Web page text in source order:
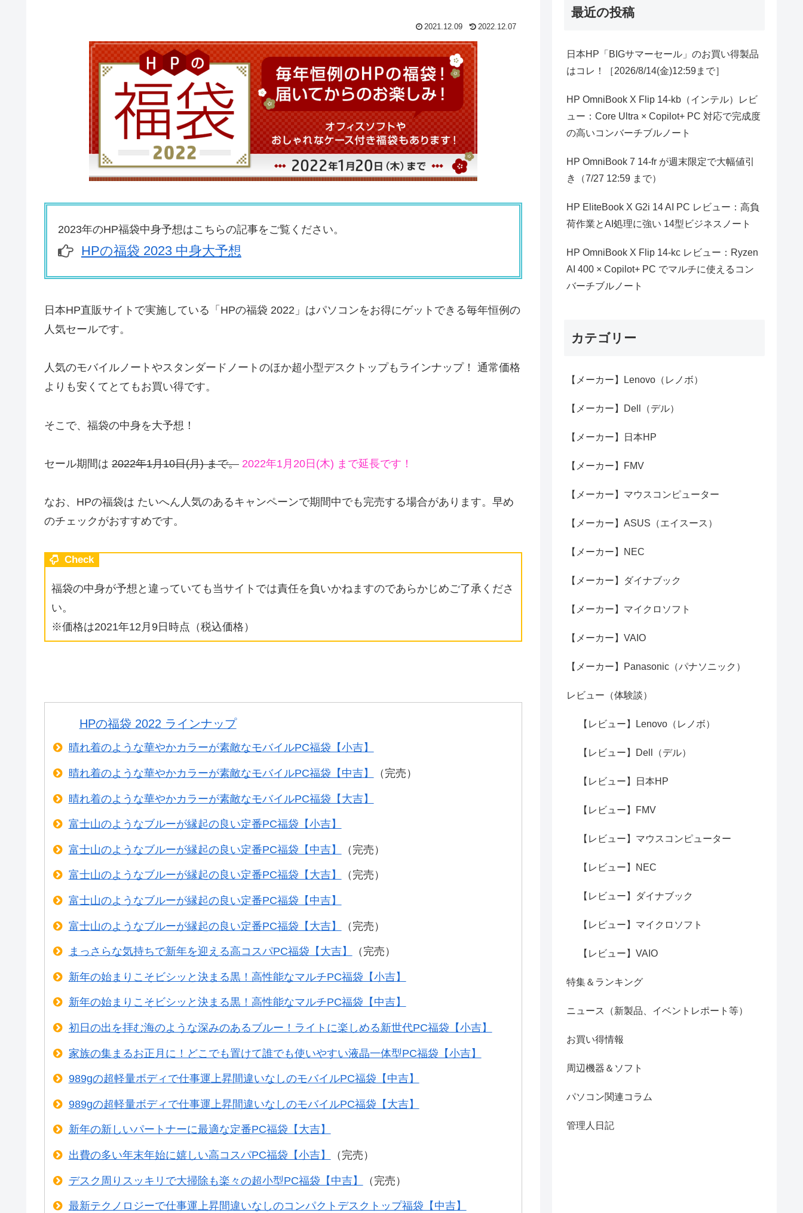
2021.12.09 2022.12.07
2023年のHP福袋中身予想はこちらの記事をご覧ください。
HPの福袋 2023 中身大予想
日本HP直販サイトで実施している「HPの福袋 2022」はパソコンをお得にゲットできる毎年恒例の
人気セールです。
人気のモバイルノートやスタンダードノートのほか超小型デスクトップもラインナップ！ 通常価格
よりも安くてとてもお買い得です。
そこで、福袋の中身を大予想！
セール期間は 2022年1月10日(月) まで。 2022年1月20日(木) まで延長です！
なお、HPの福袋は たいへん人気のあるキャンペーンで期間中でも完売する場合があります。早め
のチェックがおすすめです。
Check
福袋の中身が予想と違っていても当サイトでは責任を負いかねますのであらかじめご了承くださ
い。
※価格は2021年12月9日時点（税込価格）
HPの福袋 2022 ラインナップ
晴れ着のような華やかカラーが素敵なモバイルPC福袋【小吉】
晴れ着のような華やかカラーが素敵なモバイルPC福袋【中吉】 （完売）
晴れ着のような華やかカラーが素敵なモバイルPC福袋【大吉】
富士山のようなブルーが縁起の良い定番PC福袋【小吉】
富士山のようなブルーが縁起の良い定番PC福袋【中吉】 （完売）
富士山のようなブルーが縁起の良い定番PC福袋【大吉】 （完売）
富士山のようなブルーが縁起の良い定番PC福袋【中吉】
富士山のようなブルーが縁起の良い定番PC福袋【大吉】 （完売）
まっさらな気持ちで新年を迎える高コスパPC福袋【大吉】 （完売）
新年の始まりこそビシッと決まる黒！高性能なマルチPC福袋【小吉】
新年の始まりこそビシッと決まる黒！高性能なマルチPC福袋【中吉】
初日の出を拝む海のような深みのあるブルー！ライトに楽しめる新世代PC福袋【小吉】
家族の集まるお正月に！どこでも置けて誰でも使いやすい液晶一体型PC福袋【小吉】
989gの超軽量ボディで仕事運上昇間違いなしのモバイルPC福袋【中吉】
989gの超軽量ボディで仕事運上昇間違いなしのモバイルPC福袋【大吉】
新年の新しいパートナーに最適な定番PC福袋【大吉】
出費の多い年末年始に嬉しい高コスパPC福袋【小吉】 （完売）
デスク周りスッキリで大掃除も楽々の超小型PC福袋【中吉】 （完売）
最新テクノロジーで仕事運上昇間違いなしのコンパクトデスクトップ福袋【中吉】
最近の投稿
日本HP「BIGサマーセール」のお買い得製品
はコレ！［2026/8/14(金)12:59まで］
HP OmniBook X Flip 14-kb（インテル）レビ
ュー：Core Ultra × Copilot+ PC 対応で完成度
の高いコンバーチブルノート
HP OmniBook 7 14-fr が週末限定で大幅値引
き（7/27 12:59 まで）
HP EliteBook X G2i 14 AI PC レビュー：高負
荷作業とAI処理に強い 14型ビジネスノート
HP OmniBook X Flip 14-kc レビュー：Ryzen
AI 400 × Copilot+ PC でマルチに使えるコン
バーチブルノート
カテゴリー
【メーカー】Lenovo（レノボ）
【メーカー】Dell（デル）
【メーカー】日本HP
【メーカー】FMV
【メーカー】マウスコンピューター
【メーカー】ASUS（エイスース）
【メーカー】NEC
【メーカー】ダイナブック
【メーカー】マイクロソフト
【メーカー】VAIO
【メーカー】Panasonic（パナソニック）
レビュー（体験談）
【レビュー】Lenovo（レノボ）
【レビュー】Dell（デル）
【レビュー】日本HP
【レビュー】FMV
【レビュー】マウスコンピューター
【レビュー】NEC
【レビュー】ダイナブック
【レビュー】マイクロソフト
【レビュー】VAIO
特集＆ランキング
ニュース（新製品、イベントレポート等）
お買い得情報
周辺機器＆ソフト
パソコン関連コラム
管理人日記